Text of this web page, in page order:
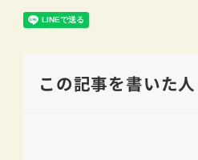
この記事を書いた人